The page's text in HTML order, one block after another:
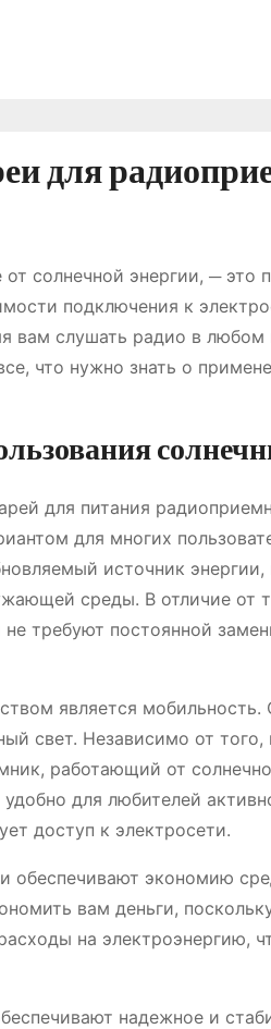
для
солнечной энергии, ─
подключения к
вам слушать радио в
что нужно знать о
для питания
для многих
источник
среды. В отличие от
не требуют постоянной
является мобильность.
свет. Независимо от
работающий от
для любителей
доступ к электросети.
обеспечивают экономию
вам деньги,
на электроэнергию,
надежное и